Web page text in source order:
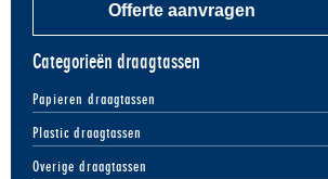
Offerte aanvragen
Categorieën draagtassen
Papieren draagtassen
Plastic draagtassen
Overige draagtassen